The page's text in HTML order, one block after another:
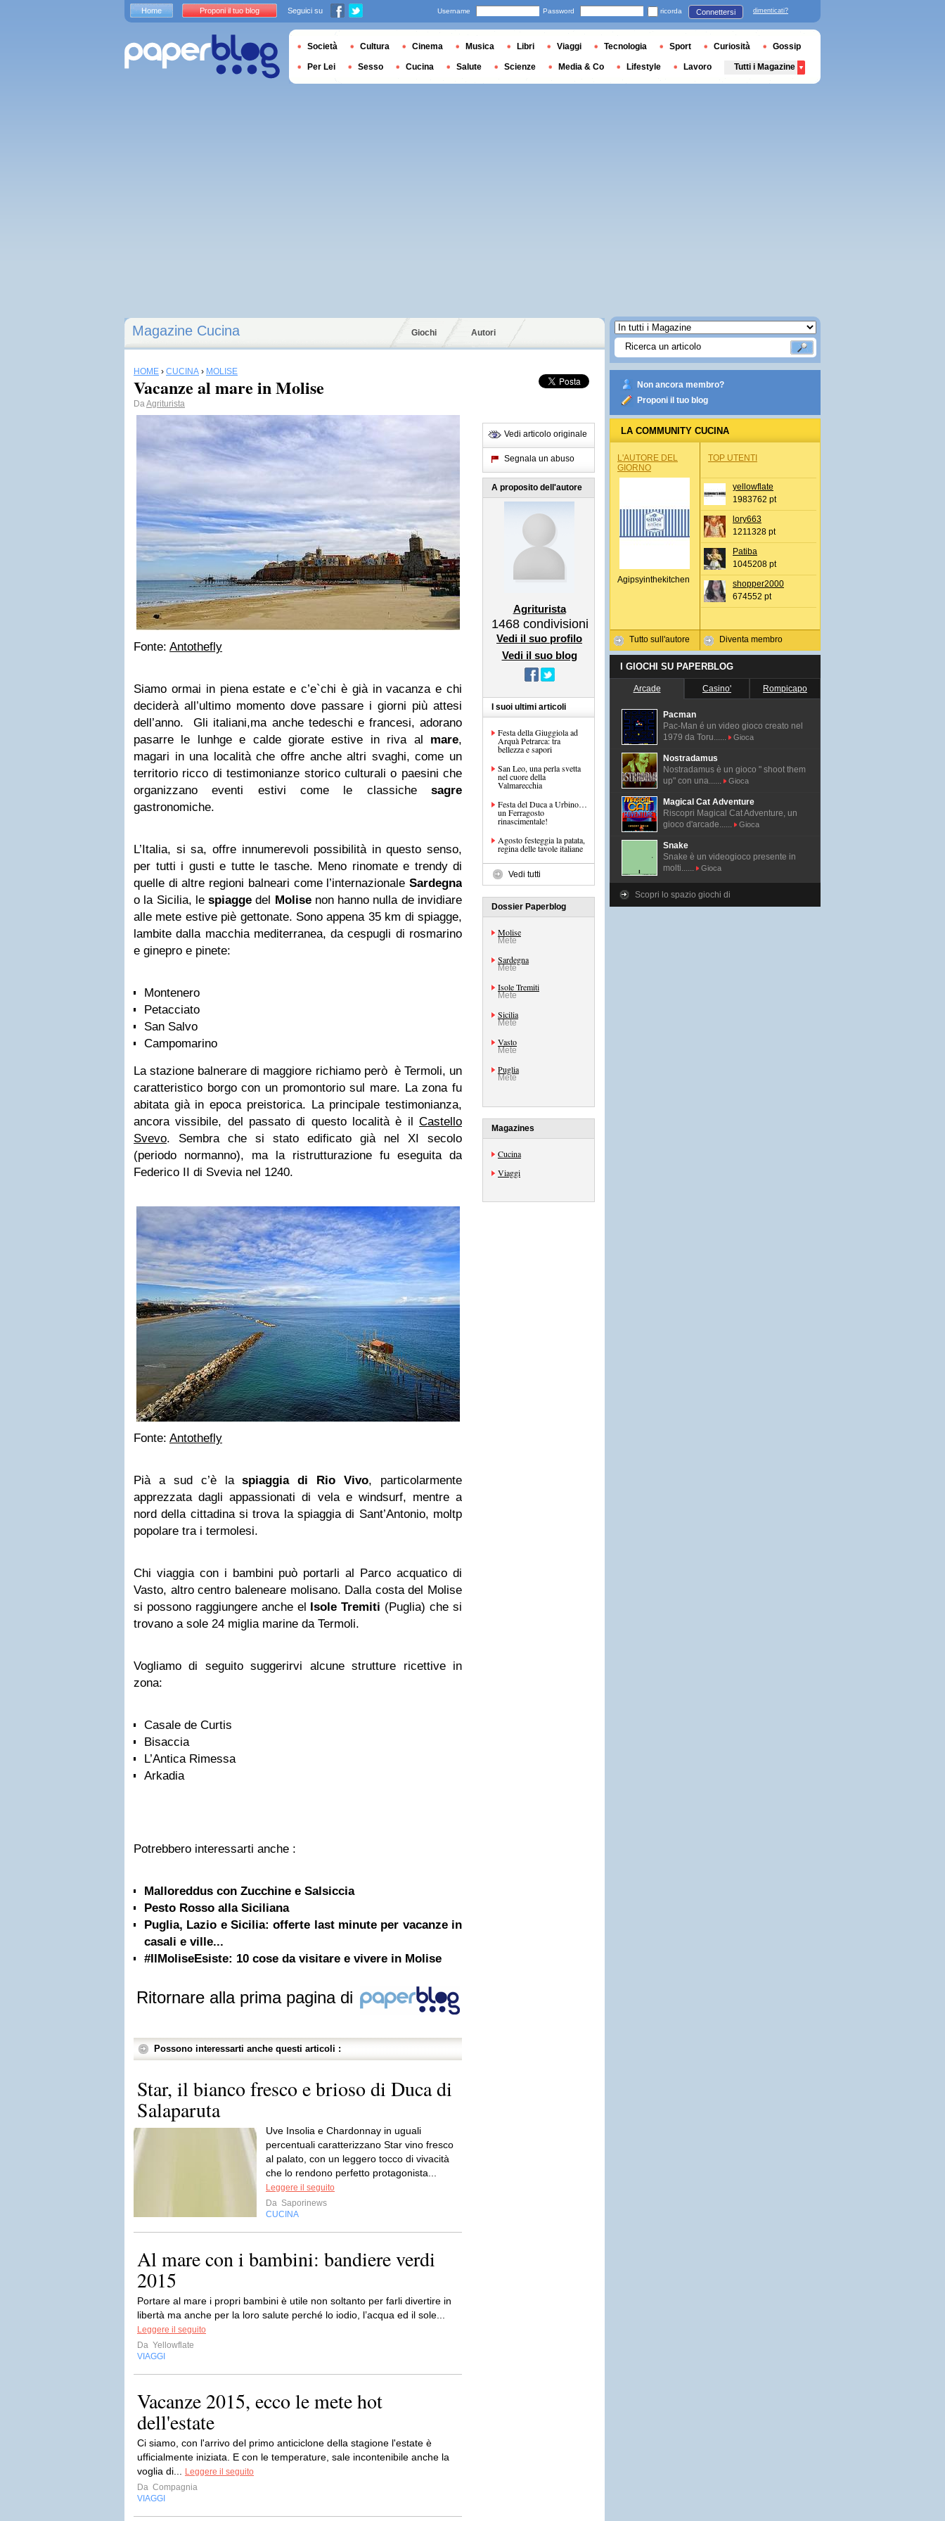
Magazine Cucina Giochi Autori
HOME › CUCINA › MOLISE
Vacanze al mare in Molise
DaAgriturista
Fonte: Antothefly
Siamo ormai in piena estate e c’e`chi è già in vacanza e chi
deciderà all’ultimo momento dove passare i giorni più attesi
dell’anno. Gli italiani,ma anche tedeschi e francesi, adorano
pasarre le lunhge e calde giorate estive in riva al mare,
magari in una località che offre anche altri svaghi, come un
territorio ricco di testimonianze storico culturali o paesini che
organizzano eventi estivi come le classiche sagre
gastronomiche.
L’Italia, si sa, offre innumerevoli possibilità in questo senso,
per tutti i gusti e tutte le tasche. Meno rinomate e trendy di
quelle di altre regioni balneari come l’internazionale Sardegna
o la Sicilia, lespiagge del Molisenon hanno nulla de invidiare
alle mete estive piè gettonate. Sono appena 35 km di spiagge,
lambite dalla macchia mediterranea, da cespugli di rosmarino
e ginepro e pinete:
Montenero
Petacciato
San Salvo
Campomarino
La stazione balnerare di maggiore richiamo però è Termoli, un
caratteristico borgo con un promontorio sul mare. La zona fu
abitata già in epoca preistorica. La principale testimonianza,
ancora vissibile, del passato di questo località è il Castello
Svevo. Sembra che si stato edificato già nel XI secolo
(periodo normanno), ma la ristrutturazione fu eseguita da
Federico II di Svevia nel 1240.
Fonte: Antothefly
Pià a sud c’è laspiaggia di Rio Vivo, particolarmente
apprezzata dagli appassionati di vela e windsurf, mentre a
nord della cittadina si trova la spiaggia di Sant’Antonio, moltp
popolare tra i termolesi.
Chi viaggia con i bambini può portarli al Parco acquatico di
Vasto, altro centro baleneare molisano. Dalla costa del Molise
si possono raggiungere anche el Isole Tremiti (Puglia) che si
trovano a sole 24 miglia marine da Termoli.
Vogliamo di seguito suggerirvi alcune strutture ricettive in
zona:
Casale de Curtis
Bisaccia
L’Antica Rimessa
Arkadia
Potrebbero interessarti anche :
Malloreddus con Zucchine e Salsiccia
Pesto Rosso alla Siciliana
Puglia, Lazio e Sicilia: offerte last minute per vacanze in
casali e ville...
#IlMoliseEsiste: 10 cose da visitare e vivere in Molise
Ritornare alla prima pagina di
Possono interessarti anche questi articoli :
Star, il bianco fresco e brioso di Duca di
Salaparuta
Uve Insolia e Chardonnay in uguali
percentuali caratterizzano Star vino fresco
al palato, con un leggero tocco di vivacità
che lo rendono perfetto protagonista...
Leggere il seguito
Da Saporinews
CUCINA
Al mare con i bambini: bandiere verdi
2015
Portare al mare i propri bambini è utile non soltanto per farli divertire in
libertà ma anche per la loro salute perché lo iodio, l’acqua ed il sole...
Leggere il seguito
Da Yellowflate
VIAGGI
Vacanze 2015, ecco le mete hot
dell'estate
Ci siamo, con l'arrivo del primo anticiclone della stagione l'estate è
ufficialmente iniziata. E con le temperature, sale incontenibile anche la
voglia di...
Leggere il seguito
Da Compagnia
VIAGGI
Vedi articolo originale
Segnala un abuso
A proposito dell'autore
Agriturista
1468 condivisioni
Vedi il suo profilo
Vedi il suo blog
I suoi ultimi articoli
Festa della Giuggiola ad
Arquà Petrarca: tra
bellezza e sapori
San Leo, una perla svetta
nel cuore della
Valmarecchia
Festa del Duca a Urbino…
un Ferragosto
rinascimentale!
Agosto festeggia la patata,
regina delle tavole italiane
Vedi tutti
Dossier Paperblog
Molise
Mete
Sardegna
Mete
Isole Tremiti
Mete
Sicilia
Mete
Vasto
Mete
Puglia
Mete
Magazines
Cucina
Viaggi
Non ancora membro?
Proponi il tuo blog
LA COMMUNITY CUCINA
L'AUTORE DEL
GIORNO
Agipsyinthekitchen
Tutto sull'autore
TOP UTENTI
yellowflate
1983762 pt
lory663
1211328 pt
Patiba
1045208 pt
shopper2000
674552 pt
Diventa membro
I GIOCHI SU PAPERBLOG
Arcade Casino' Rompicapo
Pacman
Pac-Man é un video gioco creato nel
1979 da Toru......
Gioca
Nostradamus
Nostradamus è un gioco " shoot them
up" con una......
Gioca
Magical Cat Adventure
Riscopri Magical Cat Adventure, un
gioco d'arcade......
Gioca
Snake
Snake è un videogioco presente in
molti......
Gioca
Scopri lo spazio giochi di
Home Proponi il tuo blog Seguici su Username Password ricorda Connettersi dimenticati?
Società Cultura Cinema Musica Libri Viaggi Tecnologia Sport Curiosità Gossip
Per Lei Sesso Cucina Salute Scienze Media & Co Lifestyle Lavoro Tutti i Magazine